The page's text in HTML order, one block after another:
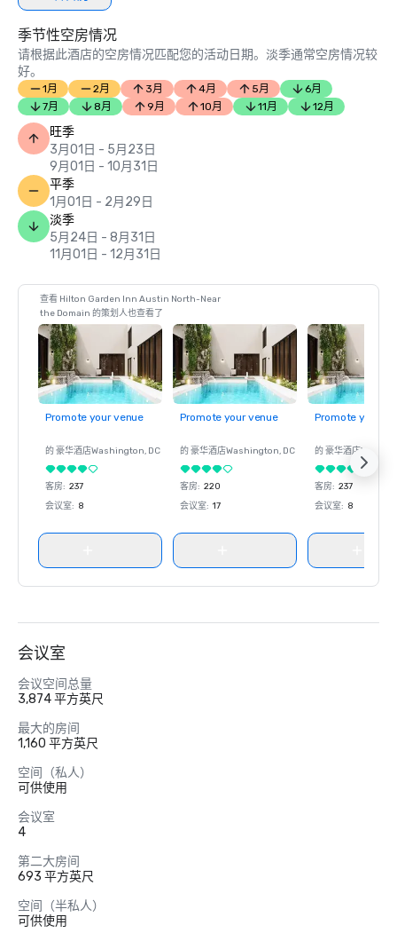
季节性空房情况
请根据此酒店的空房情况匹配您的活动日期。淡季通常空房情况较
好。
1月 2月 3月 4月 5月
6月
7月
8月 9月 10月 11月 12月
旺季
3月01日 - 5月23日
9月01日 - 10月31日
平季
1月01日 - 2月29日
淡季
5月24日 - 8月31日
11月01日 - 12月31日
查看 Hilton Garden Inn Austin North-Near
the Domain 的策划人也查看了
Promote your venue
的 豪华酒店Washington, DC
客房: 237
会议室: 8
Promote your venue
的 豪华酒店Washington, DC
客房: 220
会议室: 17
Promote your
的 豪华酒店
客房: 237
会议室: 8
会议室
会议空间总量
3,874 平方英尺
最大的房间
1,160 平方英尺
空间（私人）
可供使用
会议室
4
第二大房间
693 平方英尺
空间（半私人）
可供使用